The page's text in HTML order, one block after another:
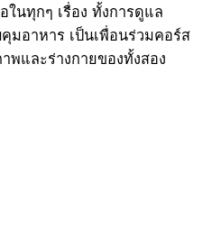
นทุกๆ เรื่อง ทั้งการดูแล
มอาหาร เป็นเพื่อนร่วมคอร์ส
พและร่างกายของทั้งสอง